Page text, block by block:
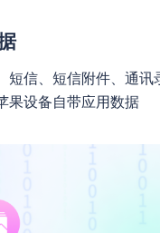
短信、短信附件、通讯
果设备自带应用数据